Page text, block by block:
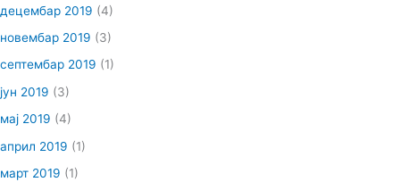
децембар 2019 (4)
новембар 2019 (3)
септембар 2019 (1)
јун 2019 (3)
мај 2019 (4)
април 2019 (1)
март 2019 (1)